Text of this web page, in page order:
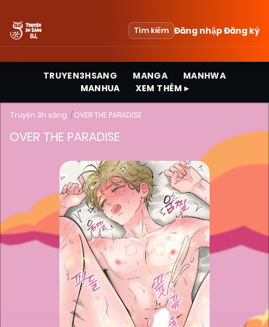
Tìm kiếm Đăng nhậpĐăng ký
TRUYEN3HSANG MANGA
MANHWA
MANHUA
XEM THÊM ▸
Truyện 3h sáng OVER THE PARADISE
OVER THE PARADISE